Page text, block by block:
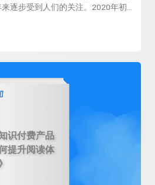
逐步受到人们的关注。2020年初，
战。文章对2020年在线教育一整年
现的问题进行思考并提出解决方
知识付费产品
提升阅读体